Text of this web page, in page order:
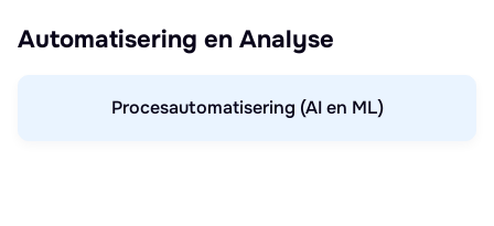
Automatisering en Analyse
Procesautomatisering (AI en ML)